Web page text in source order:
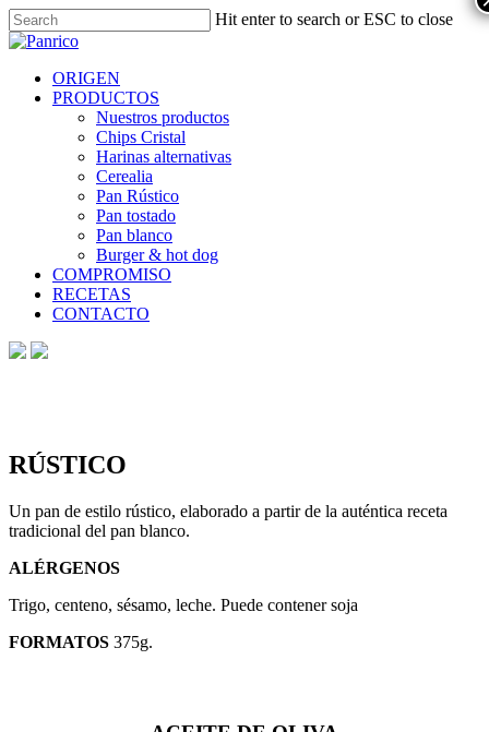
Skip
to
content
Hit enter to search or ESC to close
Close
Menu
ORIGEN
PRODUCTOS
Nuestros productos
Chips Cristal
Harinas alternativas
Cerealia
Pan Rústico
Pan tostado
Pan blanco
Burger & hot dog
COMPROMISO
RECETAS
CONTACTO
RÚSTICO
Un pan de estilo rústico, elaborado a partir de la auténtica receta
tradicional del pan blanco.
ALÉRGENOS
Trigo, centeno, sésamo, leche. Puede contener soja
FORMATOS 375g.